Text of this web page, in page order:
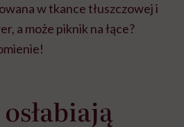
w tkance tłuszczowej i
a może piknik na łące?